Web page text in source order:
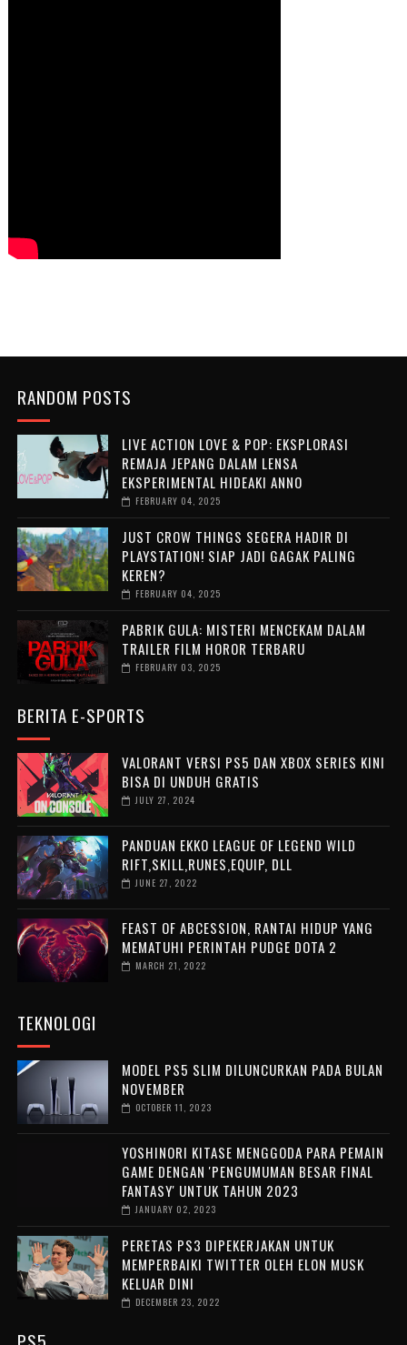
RANDOM POSTS
LIVE ACTION LOVE & POP: EKSPLORASI
REMAJA JEPANG DALAM LENSA
EKSPERIMENTAL HIDEAKI ANNO
FEBRUARY 04, 2025
JUST CROW THINGS SEGERA HADIR DI
PLAYSTATION! SIAP JADI GAGAK PALING
KEREN?
FEBRUARY 04, 2025
PABRIK GULA: MISTERI MENCEKAM DALAM
TRAILER FILM HOROR TERBARU
FEBRUARY 03, 2025
BERITA E-SPORTS
VALORANT VERSI PS5 DAN XBOX SERIES KINI
BISA DI UNDUH GRATIS
JULY 27, 2024
PANDUAN EKKO LEAGUE OF LEGEND WILD
RIFT,SKILL,RUNES,EQUIP, DLL
JUNE 27, 2022
FEAST OF ABCESSION, RANTAI HIDUP YANG
MEMATUHI PERINTAH PUDGE DOTA 2
MARCH 21, 2022
TEKNOLOGI
MODEL PS5 SLIM DILUNCURKAN PADA BULAN
NOVEMBER
OCTOBER 11, 2023
YOSHINORI KITASE MENGGODA PARA PEMAIN
GAME DENGAN 'PENGUMUMAN BESAR FINAL
FANTASY' UNTUK TAHUN 2023
JANUARY 02, 2023
PERETAS PS3 DIPEKERJAKAN UNTUK
MEMPERBAIKI TWITTER OLEH ELON MUSK
KELUAR DINI
DECEMBER 23, 2022